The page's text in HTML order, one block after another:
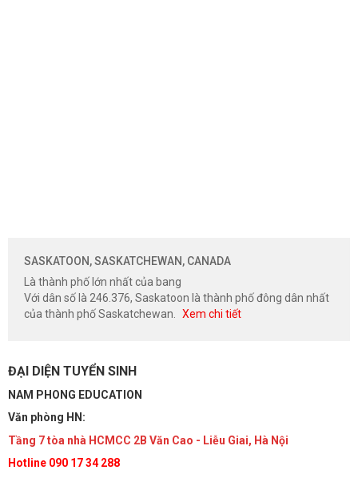
SASKATOON, SASKATCHEWAN, CANADA
Là thành phố lớn nhất của bang
Với dân số là 246.376, Saskatoon là thành phố đông dân nhất
của thành phố Saskatchewan.
Xem chi tiết
ĐẠI DIỆN TUYỂN SINH
NAM PHONG EDUCATION
Văn phòng HN:
Tầng 7 tòa nhà HCMCC 2B Văn Cao - Liễu Giai, Hà Nội
Hotline 090 17 34 288